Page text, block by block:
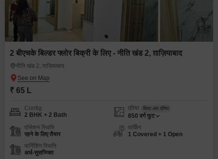
2 बीएचके बिल्डर फ्लोर बिक्री के लिए - नीति खंड 2, ग़ाज़ियाबाद
नीति खंड 2, ग़ाज़ियाबाद
₹ 65 L
Config
2 BHK + 2 Bath
एरिया बिल्ट-अप एरिया
850 वर्ग फुट
पॉसेशन स्थिति
रहने के लिए तैयार
पार्किंग
1 Covered + 1 Open
फर्निशिंग स्थिति
अर्ध-सुसज्जित